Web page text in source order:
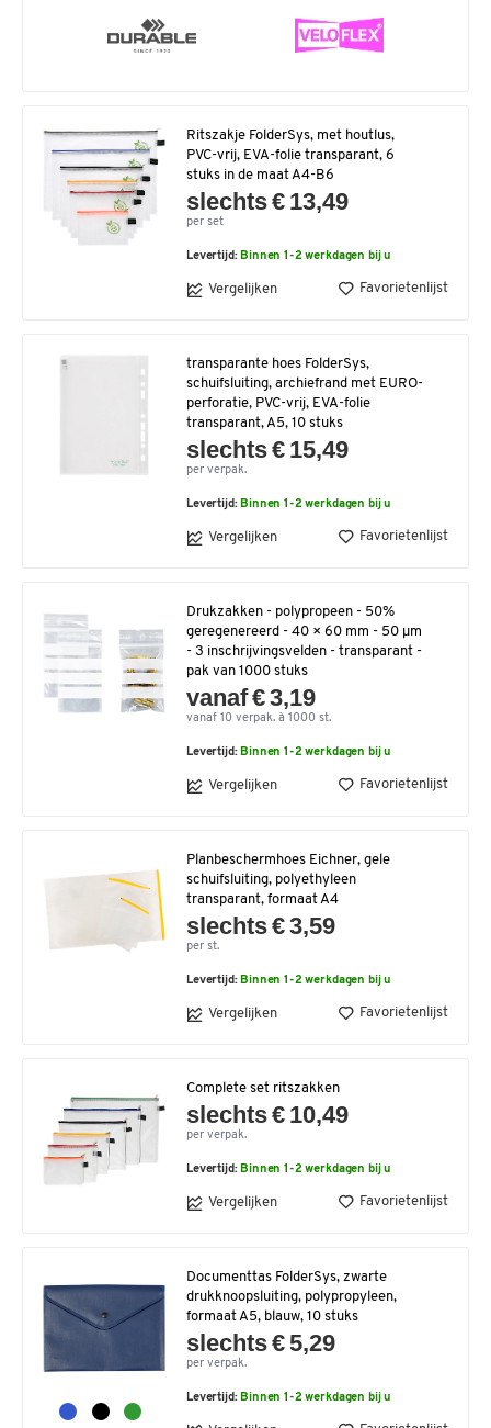
Ritszakje FolderSys, met houtlus,
PVC-vrij, EVA-folie transparant, 6
stuks in de maat A4-B6
slechts € 13,49
per set
Levertijd: Binnen 1-2 werkdagen bij u
Vergelijken Favorietenlijst
transparante hoes FolderSys,
schuifsluiting, archiefrand met EURO-
perforatie, PVC-vrij, EVA-folie
transparant, A5, 10 stuks
slechts € 15,49
per verpak.
Levertijd: Binnen 1-2 werkdagen bij u
Vergelijken Favorietenlijst
Drukzakken - polypropeen - 50%
geregenereerd - 40 × 60 mm - 50 µm
- 3 inschrijvingsvelden - transparant -
pak van 1000 stuks
vanaf € 3,19
vanaf 10 verpak. à 1000 st.
Levertijd: Binnen 1-2 werkdagen bij u
Vergelijken Favorietenlijst
Planbeschermhoes Eichner, gele
schuifsluiting, polyethyleen
transparant, formaat A4
slechts € 3,59
per st.
Levertijd: Binnen 1-2 werkdagen bij u
Vergelijken Favorietenlijst
Complete set ritszakken
slechts € 10,49
per verpak.
Levertijd: Binnen 1-2 werkdagen bij u
Vergelijken Favorietenlijst
Documenttas FolderSys, zwarte
drukknoopsluiting, polypropyleen,
formaat A5, blauw, 10 stuks
slechts € 5,29
per verpak.
Levertijd: Binnen 1-2 werkdagen bij u